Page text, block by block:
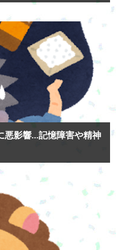
悪影響...記憶障害や精神